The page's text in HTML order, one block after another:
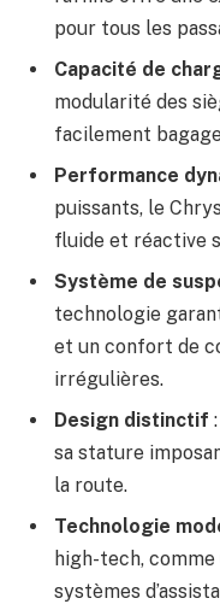
pour tous les
Capacité de
modularité des
facilement
Performance
puissants, le
fluide et réactive
Système de
technologie
et un confort de
irrégulières.
Design distinctif
sa stature
la route.
Technologie
high-tech,
systèmes